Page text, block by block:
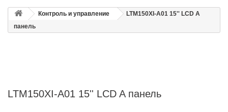
Контроль и управление
LTM150XI-A01 15'' LCD A
панель
LTM150XI-A01 15'' LCD A панель